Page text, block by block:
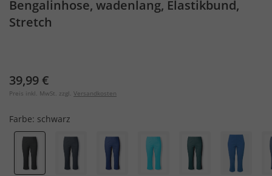
Bengalinhose, wadenlang, Elastikbund,
Stretch
39,99 €
Preis inkl. MwSt. zzgl. Versandkosten
Farbe: schwarz